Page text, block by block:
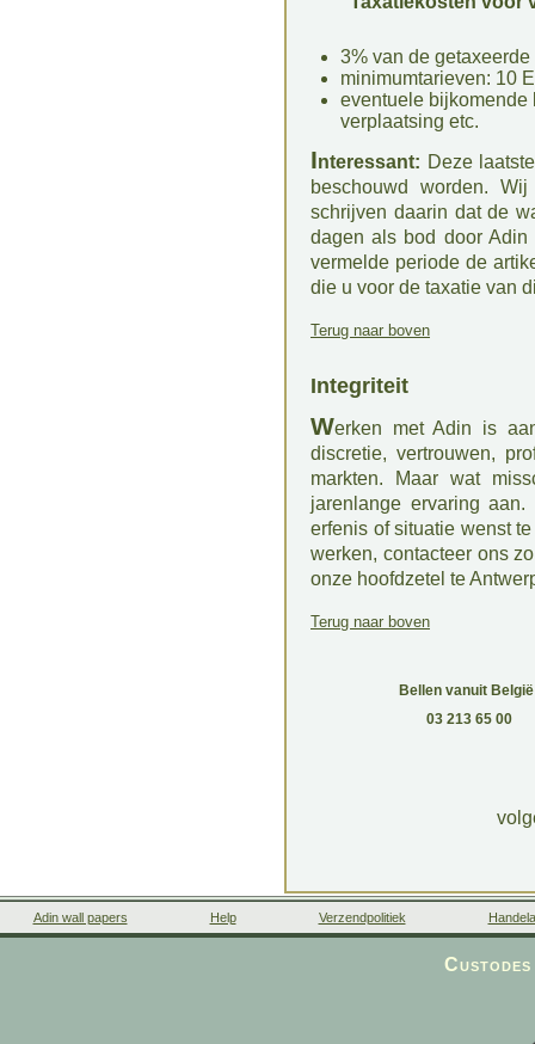
3% van de
minimumtarieven: 10
eventuele bijkomende
verplaatsing etc.
Interessant: Deze
beschouwd worden.
schrijven daarin dat de
dagen als bod door Adin
vermelde periode de
die u voor de taxatie van
Terug naar boven
Integriteit
Werken met Adin is
discretie, vertrouwen,
markten. Maar wat
jarenlange ervaring
erfenis of situatie wenst
werken, contacteer ons
onze hoofdzetel te
Terug naar boven
Bellen vanuit
03 213 65 00
Adin wall papers Help Verzendpolitiek